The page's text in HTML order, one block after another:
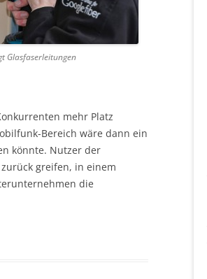
Glasfaserleitungen
mehr Platz
Bereich wäre dann ein
könnte. Nutzer der
greifen, in einem
die